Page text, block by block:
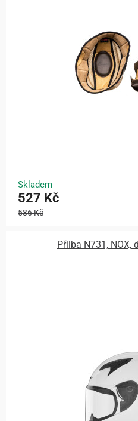
Skladem
527 Kč
586 Kč
Přilba N731, NOX,